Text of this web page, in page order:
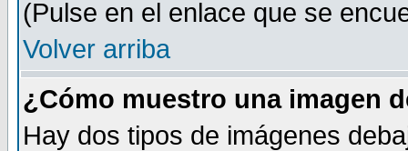
(Pulse en el enlace que se
Volver arriba
¿Cómo muestro una imagen
Hay dos tipos de imágenes